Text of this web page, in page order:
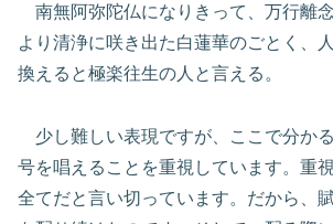
南無阿弥陀仏になりきって、万行離
より清浄に咲き出た白蓮華のごとく、
換えると極楽往生の人と言える。
少し難しい表現ですが、ここで分か
号を唱えることを重視しています。重
全てだと言い切っています。だから、